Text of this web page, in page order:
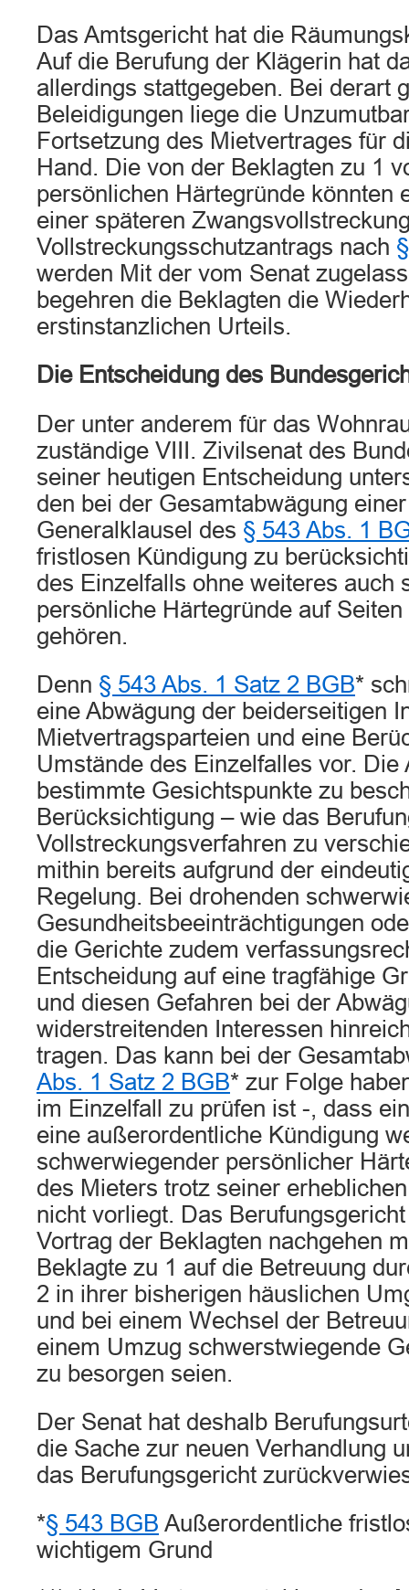
Das Amtsgericht hat die
Auf die Berufung der Klägerin hat
allerdings stattgegeben. Bei derart
Beleidigungen liege die
Fortsetzung des Mietvertrages für
Hand. Die von der Beklagten zu 1
persönlichen Härtegründe könnten
einer späteren
Vollstreckungsschutzantrags nach
werden Mit der vom Senat
begehren die Beklagten die
erstinstanzlichen Urteils.
Die Entscheidung des
Der unter anderem für das
zuständige VIII. Zivilsenat des
seiner heutigen Entscheidung
den bei der Gesamtabwägung
Generalklausel des § 543 Abs. 1
fristlosen Kündigung zu
des Einzelfalls ohne weiteres auch
persönliche Härtegründe auf
gehören.
Denn § 543 Abs. 1 Satz 2 BGB*
eine Abwägung der beiderseitigen
Mietvertragsparteien und eine
Umstände des Einzelfalles vor. Die
bestimmte Gesichtspunkte zu
Berücksichtigung – wie das
Vollstreckungsverfahren zu
mithin bereits aufgrund der
Regelung. Bei drohenden
Gesundheitsbeeinträchtigungen
die Gerichte zudem
Entscheidung auf eine tragfähige
und diesen Gefahren bei der
widerstreitenden Interessen
tragen. Das kann bei der
Abs. 1 Satz 2 BGB* zur Folge
im Einzelfall zu prüfen ist -, dass
eine außerordentliche Kündigung
schwerwiegender persönlicher
des Mieters trotz seiner
nicht vorliegt. Das
Vortrag der Beklagten nachgehen
Beklagte zu 1 auf die Betreuung
2 in ihrer bisherigen häuslichen
und bei einem Wechsel der
einem Umzug schwerstwiegende
zu besorgen seien.
Der Senat hat deshalb
die Sache zur neuen Verhandlung
das Berufungsgericht
*§ 543 BGB Außerordentliche
wichtigem Grund